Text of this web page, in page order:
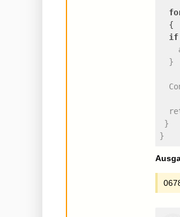
  {
if
  }
}
}